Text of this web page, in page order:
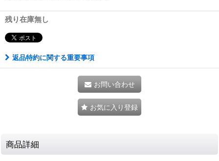
残り在庫無し
返品特約に関する重要事項
お問い合わせ
お気に入り登録
商品詳細